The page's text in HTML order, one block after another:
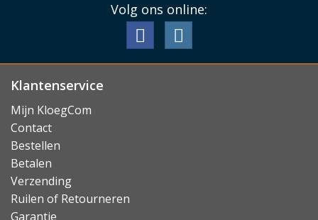
Volg ons online:
Klantenservice
Mijn KloegCom
Contact
Bestellen
Betalen
Verzending
Ruilen of Retourneren
Garantie